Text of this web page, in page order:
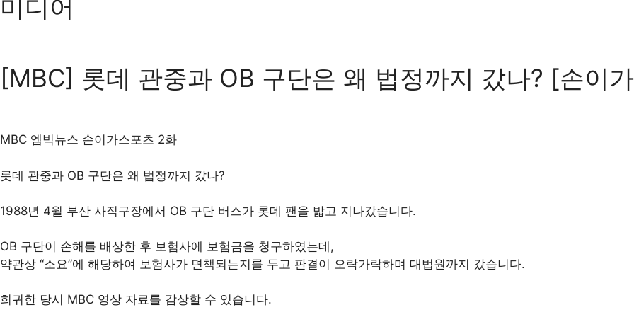
미디어
[MBC] 롯데 관중과 OB 구단은 왜 법정까지 갔나? [손이
MBC 엠빅뉴스 손이가스포츠 2화
롯데 관중과 OB 구단은 왜 법정까지 갔나?
1988년 4월 부산 사직구장에서 OB 구단 버스가 롯데 팬을 밟고 지나갔습니다.
OB 구단이 손해를 배상한 후 보험사에 보험금을 청구하였는데,
약관상 “소요”에 해당하여 보험사가 면책되는지를 두고 판결이 오락가락하며 대법원까지 갔습니다.
희귀한 당시 MBC 영상 자료를 감상할 수 있습니다.